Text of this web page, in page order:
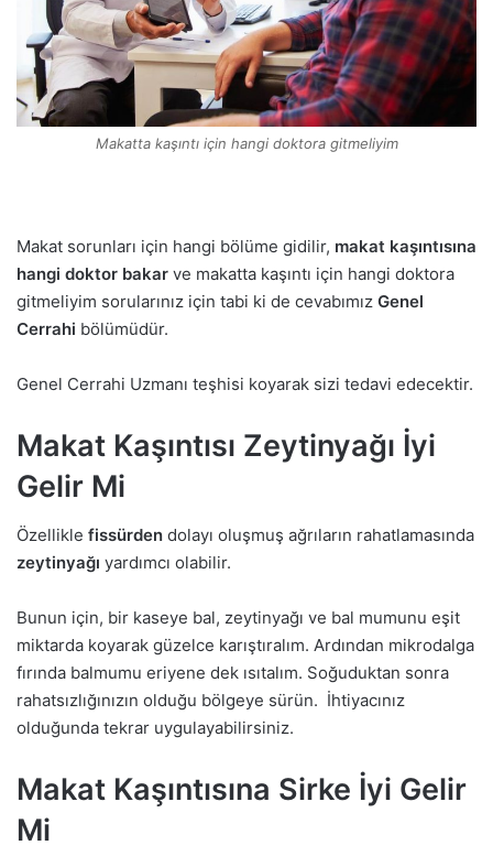
Makatta kaşıntı için hangi doktora gitmeliyim
Makat sorunları için hangi bölüme gidilir, makat kaşıntısına
hangi doktor bakar ve makatta kaşıntı için hangi doktora
gitmeliyim sorularınız için tabi ki de cevabımız Genel
Cerrahi bölümüdür.
Genel Cerrahi Uzmanı teşhisi koyarak sizi tedavi edecektir.
Makat Kaşıntısı Zeytinyağı İyi
Gelir Mi
Özellikle fissürden dolayı oluşmuş ağrıların rahatlamasında
zeytinyağı yardımcı olabilir.
Bunun için, bir kaseye bal, zeytinyağı ve bal mumunu eşit
miktarda koyarak güzelce karıştıralım. Ardından mikrodalga
fırında balmumu eriyene dek ısıtalım. Soğuduktan sonra
rahatsızlığınızın olduğu bölgeye sürün. İhtiyacınız
olduğunda tekrar uygulayabilirsiniz.
Makat Kaşıntısına Sirke İyi Gelir
Mi